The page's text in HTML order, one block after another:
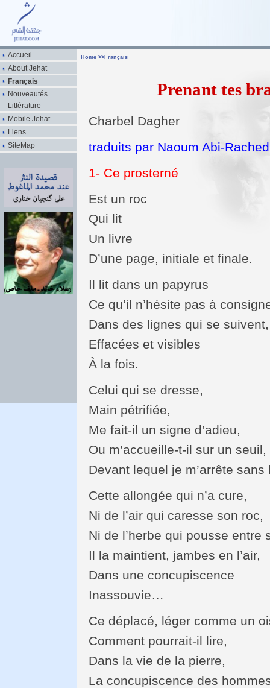
Accueil
About Jehat
Français
Nouveautés
Littérature
Mobile Jehat
Liens
SiteMap
Home >> Français
Prenant tes
Charbel Dagher
traduits par Naoum Abi-
1- Ce prosterné
Est un roc
Qui lit
Un livre
D’une page, initiale et finale.
Il lit dans un papyrus
Ce qu’il n’hésite pas à
Dans des lignes qui se suivent,
Effacées et visibles
À la fois.
Celui qui se dresse,
Main pétrifiée,
Me fait-il un signe d’adieu,
Ou m’accueille-t-il sur un seuil,
Devant lequel je m’arrête sans
Cette allongée qui n’a cure,
Ni de l’air qui caresse son roc,
Ni de l’herbe qui pousse entre
Il la maintient, jambes en l’air,
Dans une concupiscence
Inassouvie…
Ce déplacé, léger comme un
Comment pourrait-il lire,
Dans la vie de la pierre,
La concupiscence des